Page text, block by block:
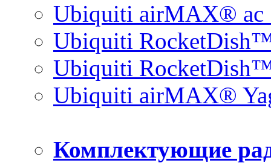
Ubiquiti airMAX® ac
Ubiquiti
Ubiquiti
Ubiquiti airMAX®
Комплектующие